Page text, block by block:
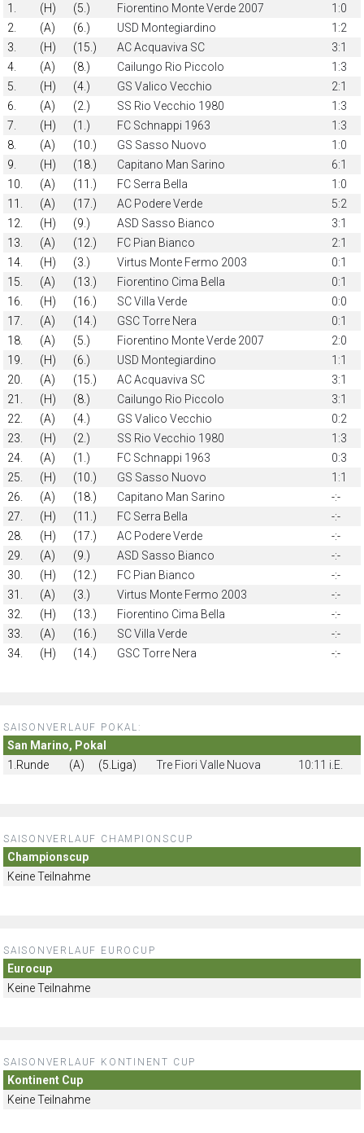
1.
(H) (5.) Fiorentino Monte Verde 2007
1:0
2.
(A) (6.) USD Montegiardino
1:2
3.
(H) (15.) AC Acquaviva SC
3:1
4.
(A) (8.) Cailungo Rio Piccolo
1:3
5.
(H) (4.) GS Valico Vecchio
2:1
6.
(A) (2.) SS Rio Vecchio 1980
1:3
7.
(H) (1.) FC Schnappi 1963
1:3
8.
(A) (10.) GS Sasso Nuovo
1:0
9.
(H) (18.) Capitano Man Sarino
6:1
10.
(A) (11.) FC Serra Bella
1:0
11.
(A) (17.) AC Podere Verde
5:2
12.
(H) (9.) ASD Sasso Bianco
3:1
13.
(A) (12.) FC Pian Bianco
2:1
14.
(H) (3.) Virtus Monte Fermo 2003
0:1
15.
(A) (13.) Fiorentino Cima Bella
0:1
16.
(H) (16.) SC Villa Verde
0:0
17.
(A) (14.) GSC Torre Nera
0:1
18.
(A) (5.) Fiorentino Monte Verde 2007
2:0
19.
(H) (6.) USD Montegiardino
1:1
20.
(A) (15.) AC Acquaviva SC
3:1
21.
(H) (8.) Cailungo Rio Piccolo
3:1
22.
(A) (4.) GS Valico Vecchio
0:2
23.
(H) (2.) SS Rio Vecchio 1980
1:3
24.
(A) (1.) FC Schnappi 1963
0:3
25.
(H) (10.) GS Sasso Nuovo
1:1
26.
(A) (18.) Capitano Man Sarino
-:-
27.
(H) (11.) FC Serra Bella
-:-
28.
(H) (17.) AC Podere Verde
-:-
29.
(A) (9.) ASD Sasso Bianco
-:-
30.
(H) (12.) FC Pian Bianco
-:-
31.
(A) (3.) Virtus Monte Fermo 2003
-:-
32.
(H) (13.) Fiorentino Cima Bella
-:-
33.
(A) (16.) SC Villa Verde
-:-
34.
(H) (14.) GSC Torre Nera -:-
SAISONVERLAUF POKAL:
San Marino, Pokal
1.Runde
(A) (5.Liga) Tre Fiori Valle Nuova 10:11 i.E.
SAISONVERLAUF CHAMPIONSCUP
Championscup
Keine Teilnahme
SAISONVERLAUF EUROCUP
Eurocup
Keine Teilnahme
SAISONVERLAUF KONTINENT CUP
Kontinent Cup
Keine Teilnahme